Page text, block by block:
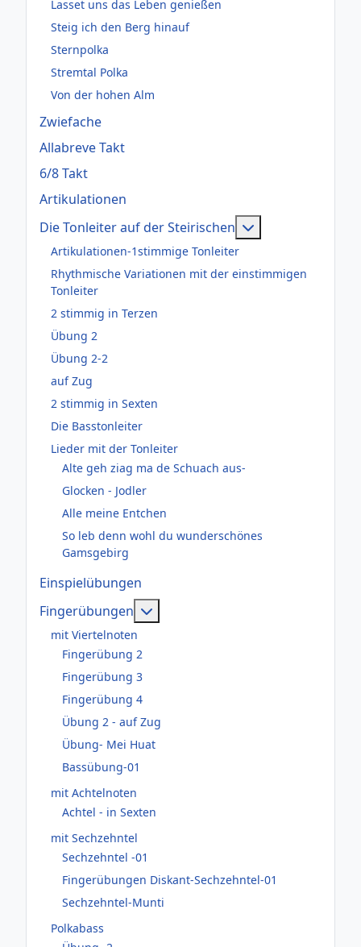
Lasset uns das Leben genießen
Steig ich den Berg hinauf
Sternpolka
Stremtal Polka
Von der hohen Alm
Zwiefache
Allabreve Takt
6/8 Takt
Artikulationen
Die Tonleiter auf der Steirischen
Artikulationen-1stimmige Tonleiter
Rhythmische Variationen mit der einstimmigen
Tonleiter
2 stimmig in Terzen
Übung 2
Übung 2-2
auf Zug
2 stimmig in Sexten
Die Basstonleiter
Lieder mit der Tonleiter
Alte geh ziag ma de Schuach aus-
Glocken - Jodler
Alle meine Entchen
So leb denn wohl du wunderschönes
Gamsgebirg
Einspielübungen
Fingerübungen
mit Viertelnoten
Fingerübung 2
Fingerübung 3
Fingerübung 4
Übung 2 - auf Zug
Übung- Mei Huat
Bassübung-01
mit Achtelnoten
Achtel - in Sexten
mit Sechzehntel
Sechzehntel -01
Fingerübungen Diskant-Sechzehntel-01
Sechzehntel-Munti
Polkabass